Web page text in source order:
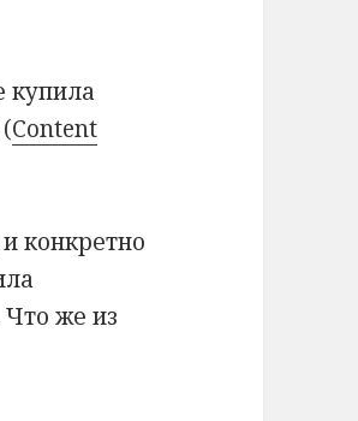
купила
Content
и конкретно
Что же из